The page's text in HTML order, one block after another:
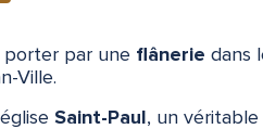
porter par une flânerie dans
Ville.
Saint-Paul , un